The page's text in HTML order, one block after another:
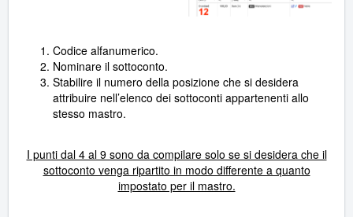
Codice alfanumerico.
Nominare il sottoconto.
Stabilire il numero della posizione che si desidera
attribuire nell’elenco dei sottoconti appartenenti allo
stesso mastro.
I punti dal 4 al 9 sono da compilare solo se si desidera che il
sottoconto venga ripartito in modo differente a quanto
impostato per il mastro.